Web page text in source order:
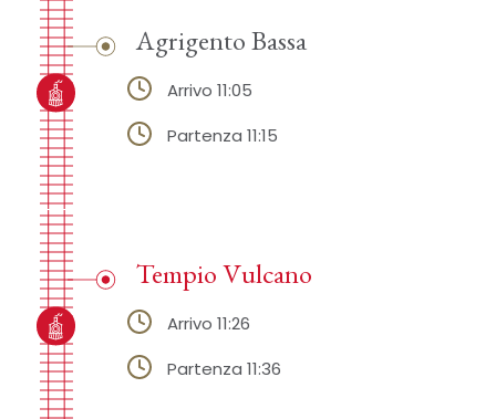
Agrigento Bassa
Arrivo 11:05
Partenza 11:15
Tempio Vulcano
Arrivo 11:26
Partenza 11:36